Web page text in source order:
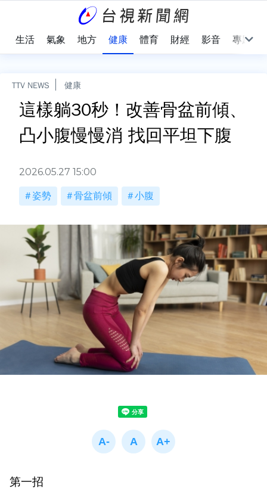
生活 氣象 地方 健康 體育 財經 影音 專題
TTV NEWS 健康
這樣躺30秒！改善骨盆前傾、
凸小腹慢慢消 找回平坦下腹
2026.05.27 15:00
姿勢 骨盆前傾 小腹
第一招